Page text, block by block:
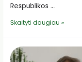
Respublikos …
ŽŪR
„Ką
Skaityti daugiau »